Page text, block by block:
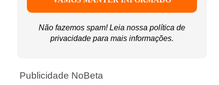
Não fazemos spam! Leia nossa política de
privacidade para mais informações.
Publicidade NoBeta